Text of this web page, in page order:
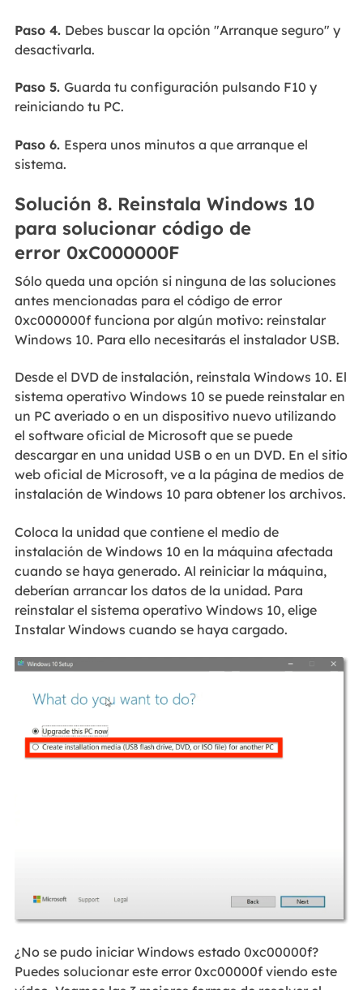
Paso 4. Debes buscar la opción "Arranque seguro" y
desactivarla.
Paso 5. Guarda tu configuración pulsando F10 y
reiniciando tu PC.
Paso 6. Espera unos minutos a que arranque el
sistema.
Solución 8. Reinstala Windows 10
para solucionar código de
error 0xC000000F
Sólo queda una opción si ninguna de las soluciones
antes mencionadas para el código de error
0xc000000f funciona por algún motivo: reinstalar
Windows 10. Para ello necesitarás el instalador USB.
Desde el DVD de instalación, reinstala Windows 10. El
sistema operativo Windows 10 se puede reinstalar en
un PC averiado o en un dispositivo nuevo utilizando
el software oficial de Microsoft que se puede
descargar en una unidad USB o en un DVD. En el sitio
web oficial de Microsoft, ve a la página de medios de
instalación de Windows 10 para obtener los archivos.
Coloca la unidad que contiene el medio de
instalación de Windows 10 en la máquina afectada
cuando se haya generado. Al reiniciar la máquina,
deberían arrancar los datos de la unidad. Para
reinstalar el sistema operativo Windows 10, elige
Instalar Windows cuando se haya cargado.
¿No se pudo iniciar Windows estado 0xc00000f?
Puedes solucionar este error 0xc00000f viendo este